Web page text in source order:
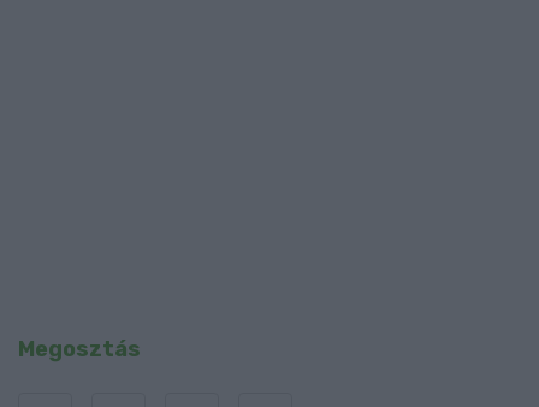
Megosztás